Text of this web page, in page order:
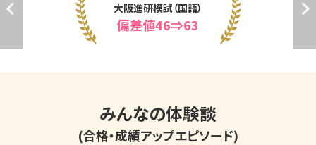
大阪進研模試（国語）
偏差値46⇒63
みんなの体験談
(合格・成績アップエピソード)